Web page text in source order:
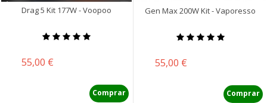
Drag 5 Kit 177W - Voopoo
Precio
55,00 €
Comprar
Gen Max 200W Kit - Vaporesso
Precio
55,00 €
Comprar